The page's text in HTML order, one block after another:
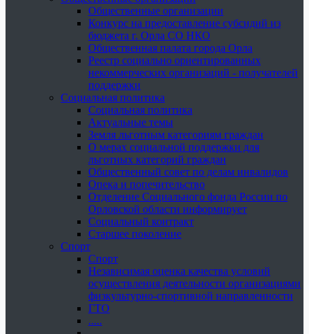
Общественные организации
Конкурс на предоставление субсидий из
бюджета г. Орла СО НКО
Общественная палата города Орла
Реестр социально ориентированных
некоммерческих организаций - получателей
поддержки
Социальная политика
Социальная политика
Актуальные темы
Земля льготным категориям граждан
О мерах социальной поддержки для
льготных категорий граждан
Общественный совет по делам инвалидов
Опека и попечительство
Отделение Социального фонда России по
Орловской области информирует
Социальный контракт
Старшее поколение
Спорт
Спорт
Независимая оценка качества условий
осуществления деятельности организациями
физкультурно-спортивной направленности
ГТО
.....